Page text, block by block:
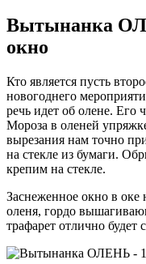
Вытынанка
окно
Кто является пусть
новогоднего
речь идет об олене. Его
Мороза в оленей
вырезания нам точно
на стекле из бумаги.
крепим на стекле.
Заснеженное окно в
оленя, гордо
трафарет отлично будет